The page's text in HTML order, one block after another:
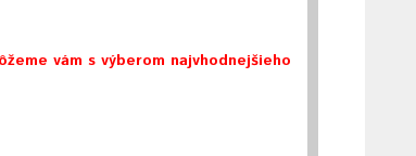
vám s výberom najvhodnejšieho